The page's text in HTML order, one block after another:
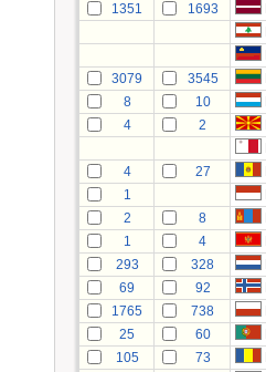
1351
1693
3079
3545
8
10
4
2
4
27
1
2
8
1
4
293
328
69
92
1765
738
25
60
105
73